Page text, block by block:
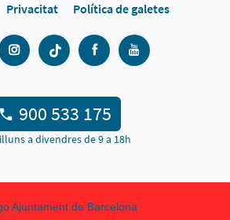
Privacitat Política de galetes
900 533 175
a divendres de 9 a 18h